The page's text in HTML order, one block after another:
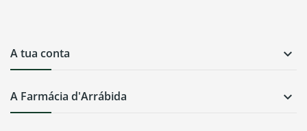
A Farmácia d'Arrábida 
A tua conta 